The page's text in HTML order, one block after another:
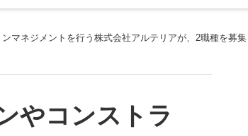
マネジメントを行う株式会社アルテリアが、2職種を募集
やコンストラ